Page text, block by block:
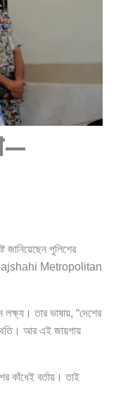
জানিয়েছেন পুলিশের
Metropolitan
লক্ষ্য। তার ভাষায়, “দেশের
আর এই জায়গায়
কাঁধেই বর্তায়। তাই